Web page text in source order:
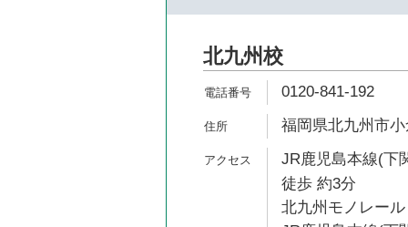
北九州校
0120-841-192
福岡県北九州市
JR鹿児島本線(下
徒歩 約3分
北九州モノレー